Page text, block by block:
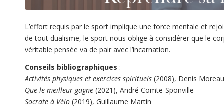
L’effort requis par le sport implique une force mentale et
de tout dualisme, le sport nous oblige à considérer que le
véritable pensée va de pair avec l’incarnation.
Conseils bibliographiques :
Activités physiques et exercices spirituels (2008), Denis
Que le meilleur gagne (2021), André Comte-Sponville
Socrate à Vélo (2019), Guillaume Martin